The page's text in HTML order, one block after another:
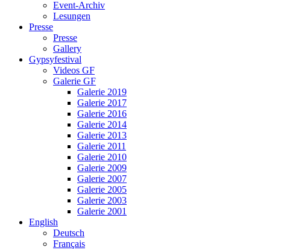
Event-Archiv
Lesungen
Presse
Presse
Gallery
Gypsyfestival
Videos GF
Galerie GF
Galerie 2019
Galerie 2017
Galerie 2016
Galerie 2014
Galerie 2013
Galerie 2011
Galerie 2010
Galerie 2009
Galerie 2007
Galerie 2005
Galerie 2003
Galerie 2001
English
Deutsch
Français